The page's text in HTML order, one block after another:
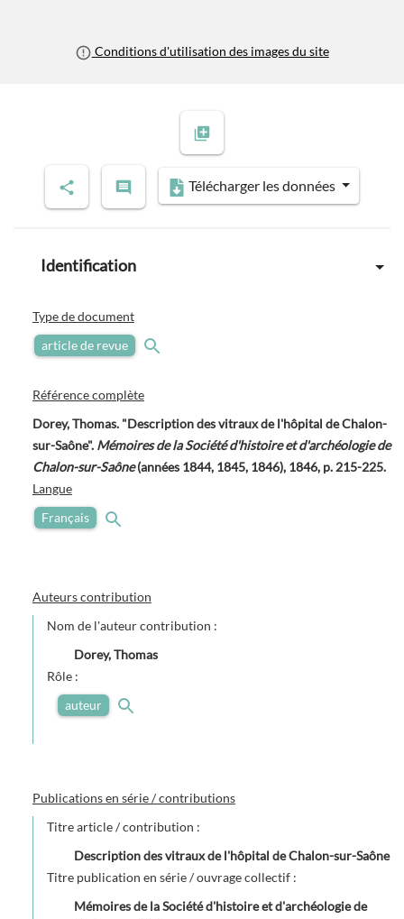
Conditions d'utilisation des images du site
Télécharger les données
Identification
Type de document
article de revue
Référence complète
Dorey, Thomas. "Description des vitraux de l'hôpital de Chalon-
sur-Saône". Mémoires de la Société d'histoire et d'archéologie de
Chalon-sur-Saône(années 1844, 1845, 1846), 1846, p. 215-225.
Langue
Français
Auteurs contribution
Nom de l'auteur contribution :
Dorey, Thomas
Rôle :
auteur
Publications en série / contributions
Titre article / contribution :
Description des vitraux de l'hôpital de Chalon-sur-Saône
Titre publication en série / ouvrage collectif :
Mémoires de la Société d'histoire et d'archéologie de